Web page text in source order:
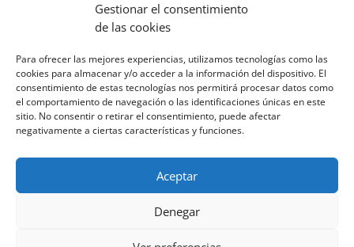
Gestionar el consentimiento
de las cookies
Para ofrecer las mejores experiencias, utilizamos tecnologías como las
cookies para almacenar y/o acceder a la información del dispositivo. El
consentimiento de estas tecnologías nos permitirá procesar datos como
el comportamiento de navegación o las identificaciones únicas en este
sitio. No consentir o retirar el consentimiento, puede afectar
negativamente a ciertas características y funciones.
Aceptar
Denegar